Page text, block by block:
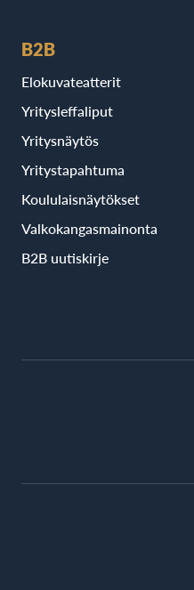
B2B
Elokuvateatterit
Yritysleffaliput
Yritysnäytös
Yritystapahtuma
Koululaisnäytökset
Valkokangasmainonta
B2B uutiskirje